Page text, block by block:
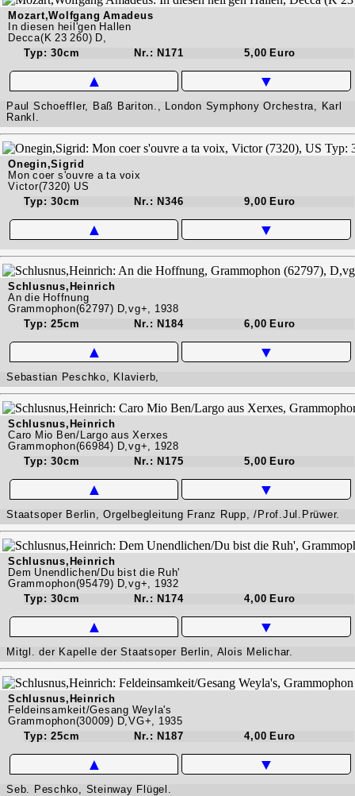
Mozart,Wolfgang Amadeus
In diesen heil'gen Hallen
Decca(K 23 260) D,
Typ: 30cm
Nr.: N171 5,00 Euro
▲ ▼
Paul Schoeffler, Baß Bariton., London Symphony Orchestra, Karl
Rankl.
Onegin,Sigrid
Mon coer s'ouvre a ta voix
Victor(7320) US
Typ: 30cm
Nr.: N346 9,00 Euro
▲ ▼
Schlusnus,Heinrich
An die Hoffnung
Grammophon(62797) D,vg+, 1938
Typ: 25cm
Nr.: N184 6,00 Euro
▲ ▼
Sebastian Peschko, Klavierb,
Schlusnus,Heinrich
Caro Mio Ben/Largo aus Xerxes
Grammophon(66984) D,vg+, 1928
Typ: 30cm
Nr.: N175 5,00 Euro
▲ ▼
Staatsoper Berlin, Orgelbegleitung Franz Rupp, /Prof.Jul.Prüwer.
Schlusnus,Heinrich
Dem Unendlichen/Du bist die Ruh'
Grammophon(95479) D,vg+, 1932
Typ: 30cm
Nr.: N174 4,00 Euro
▲ ▼
Mitgl. der Kapelle der Staatsoper Berlin, Alois Melichar.
Schlusnus,Heinrich
Feldeinsamkeit/Gesang Weyla's
Grammophon(30009) D,VG+, 1935
Typ: 25cm
Nr.: N187 4,00 Euro
▲ ▼
Seb. Peschko, Steinway Flügel.